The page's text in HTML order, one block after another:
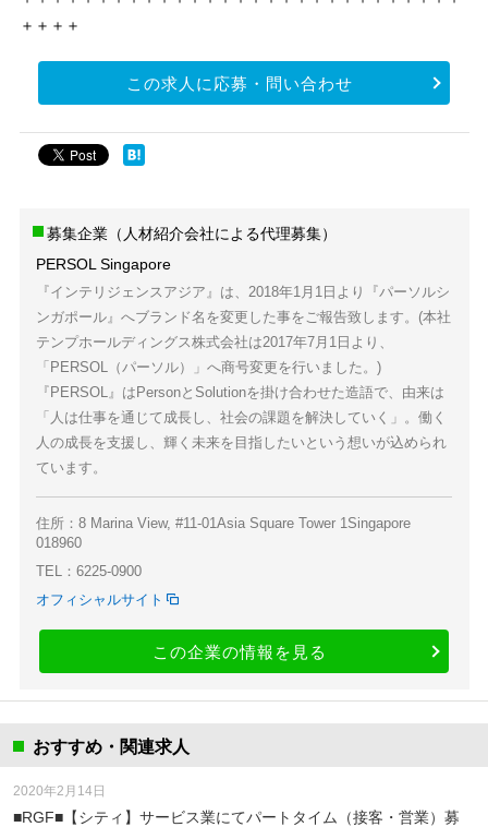
＋＋＋＋
この求人に応募・問い合わせ
募集企業（人材紹介会社による代理募集）
PERSOL Singapore
『インテリジェンスアジア』は、2018年1月1日より『パーソルシ
ンガポール』へブランド名を変更した事をご報告致します。(本社
テンプホールディングス株式会社は2017年7月1日より、
「PERSOL（パーソル）」へ商号変更を行いました。)
『PERSOL』はPersonとSolutionを掛け合わせた造語で、由来は
「人は仕事を通じて成長し、社会の課題を解決していく」。働く
人の成長を支援し、輝く未来を目指したいという想いが込められ
ています。
住所：8 Marina View, #11-01Asia Square Tower 1Singapore
018960
TEL：6225-0900
オフィシャルサイト
この企業の情報を見る
おすすめ・関連求人
■RGF■【シティ】サービス業にてパートタイム（接客・営業）募
2020年2月14日